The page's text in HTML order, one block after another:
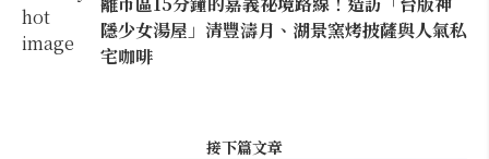
隱少女湯屋」清豐濤月、湖景窯烤披薩與人氣私
宅咖啡
接下篇文章